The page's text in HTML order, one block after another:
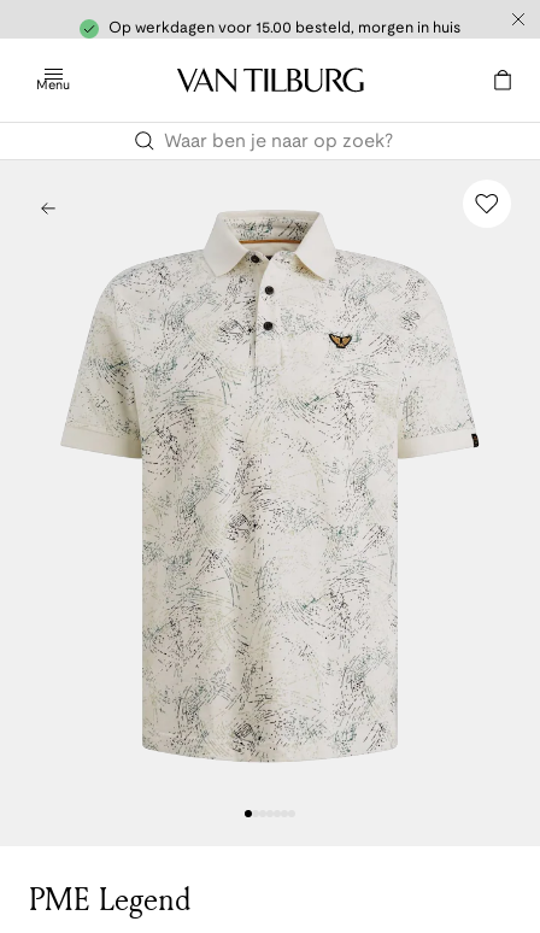
Op werkdagen voor 15.00 besteld, morgen in huis
Menu
PME Legend